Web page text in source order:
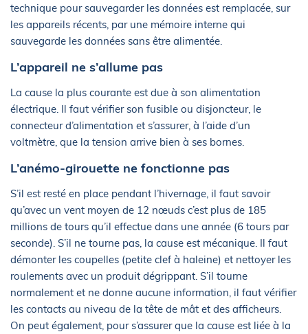
technique pour sauvegarder les données est remplacée, sur
les appareils récents, par une mémoire interne qui
sauvegarde les données sans être alimentée.
L’appareil ne s’allume pas
La cause la plus courante est due à son alimentation
électrique. Il faut vérifier son fusible ou disjoncteur, le
connecteur d’alimentation et s’assurer, à l’aide d’un
voltmètre, que la tension arrive bien à ses bornes.
L’anémo-girouette ne fonctionne pas
S’il est resté en place pendant l’hivernage, il faut savoir
qu’avec un vent moyen de 12 nœuds c’est plus de 185
millions de tours qu’il effectue dans une année (6 tours par
seconde). S’il ne tourne pas, la cause est mécanique. Il faut
démonter les coupelles (petite clef à haleine) et nettoyer les
roulements avec un produit dégrippant. S’il tourne
normalement et ne donne aucune information, il faut vérifier
les contacts au niveau de la tête de mât et des afficheurs.
On peut également, pour s’assurer que la cause est liée à la